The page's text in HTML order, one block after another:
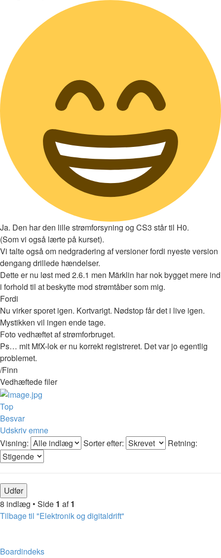
Ja. Den har den lille strømforsyning og CS3 står til H0.
(Som vi også lærte på kurset).
Vi talte også om nedgradering af versioner fordi nyeste version
dengang drillede hændelser.
Dette er nu løst med 2.6.1 men Märklin har nok bygget mere ind
i forhold til at beskytte mod strømtåber som mig.
Fordi
Nu virker sporet igen. Kortvarigt. Nødstop får det i live igen.
Mystikken vil ingen ende tage.
Foto vedhæftet af strømforbruget.
Ps… mit MfX-lok er nu korrekt registreret. Det var jo egentlig
problemet.
/Finn
Vedhæftede filer
Top
Besvar
Udskriv emne
Visning:
Sorter efter: Retning:
8 indlæg • Side 1 af1
Tilbage til "Elektronik og digitaldrift"
Boardindeks